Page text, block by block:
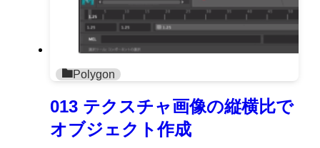
Polygon
013 テクスチャ画像の縦横比で
オブジェクト作成